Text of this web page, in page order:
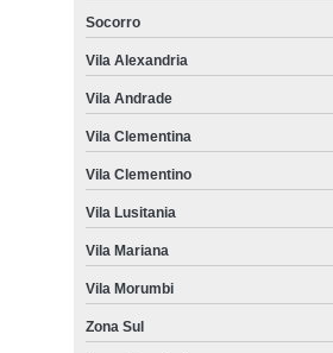
Socorro
Vila Alexandria
Vila Andrade
Vila Clementina
Vila Clementino
Vila Lusitania
Vila Mariana
Vila Morumbi
Zona Sul